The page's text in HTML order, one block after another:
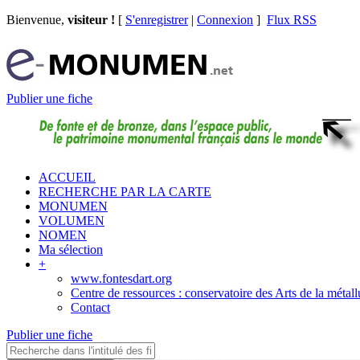
Bienvenue, visiteur ! [ S'enregistrer| Connexion ] Flux RSS
Publier une fiche
ACCUEIL
RECHERCHE PAR LA CARTE
MONUMEN
VOLUMEN
NOMEN
Ma sélection
+
www.fontesdart.org
Centre de ressources : conservatoire des Arts de la
Contact
Publier une fiche